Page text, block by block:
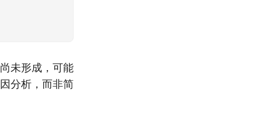
未形成，可能
分析，而非简